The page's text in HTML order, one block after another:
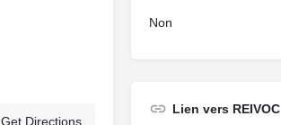
Get Directions
Non
Lien vers REIVOC